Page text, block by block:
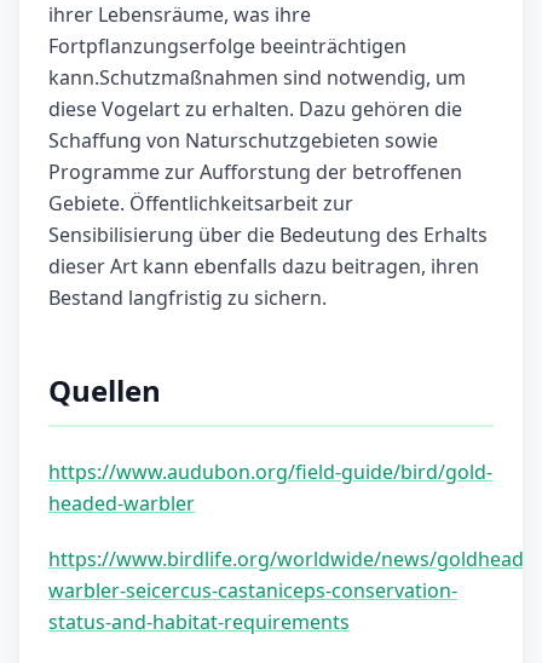
ihrer Lebensräume, was ihre
Fortpflanzungserfolge beeinträchtigen
kann.Schutzmaßnahmen sind notwendig, um
diese Vogelart zu erhalten. Dazu gehören die
Schaffung von Naturschutzgebieten sowie
Programme zur Aufforstung der betroffenen
Gebiete. Öffentlichkeitsarbeit zur
Sensibilisierung über die Bedeutung des Erhalts
dieser Art kann ebenfalls dazu beitragen, ihren
Bestand langfristig zu sichern.
Quellen
https://www.audubon.org/field-guide/bird/gold-
headed-warbler
https://www.birdlife.org/worldwide/news/goldhead-
warbler-seicercus-castaniceps-conservation-
status-and-habitat-requirements